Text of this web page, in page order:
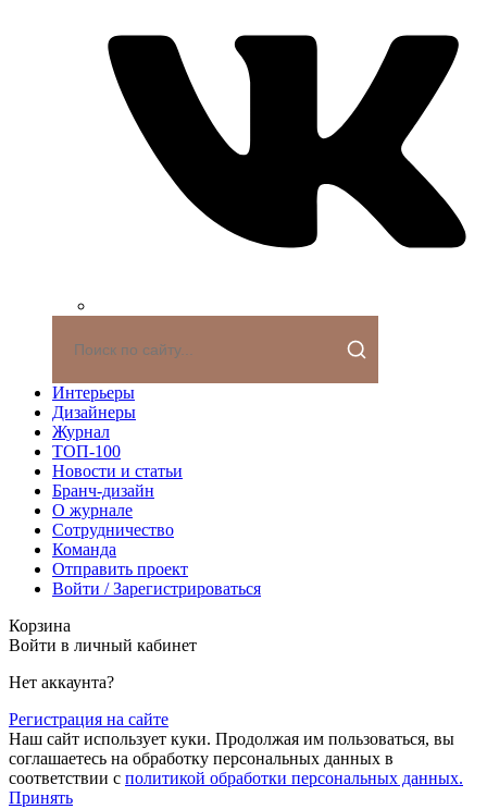
Интерьеры
Дизайнеры
Журнал
ТОП-100
Новости и статьи
Бранч-дизайн
О журнале
Сотрудничество
Команда
Отправить проект
Войти / Зарегистрироваться
Корзина
Войти в личный кабинет
Нет аккаунта?
Регистрация на сайте
Наш сайт использует куки. Продолжая им пользоваться, вы
соглашаетесь на обработку персональных данных в
соответствии с политикой обработки персональных данных.
Принять